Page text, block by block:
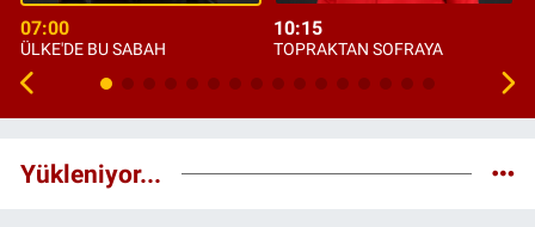
07:00
ÜLKE'DE BU SABAH
10:15
TOPRAKTAN SOFRAYA
Yükleniyor...